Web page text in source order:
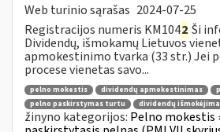
Web turinio sąrašas 2024-07-25
Registracijos numeris KM1042 Ši
Dividendų, išmokamų Lietuvos
apmokestinimo tvarka (33 str.) Jei
procese vienetas savo...
pelno mokestis dividendų apmokestinimas
pelno paskirstymas turtu
dividendų
žinyno kategorijos: Pelno mokestis